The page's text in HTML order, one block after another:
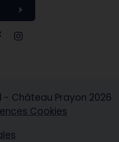
Facebook Château
Page Instagram
- Château Prayon 2026
Cookies